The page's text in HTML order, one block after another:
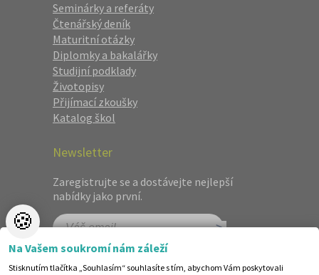
Seminárky a referáty
Čtenářský deník
Maturitní otázky
Diplomky a bakalářky
Studijní podklady
Životopisy
Přijímací zkoušky
Katalog škol
Newsletter
Zaregistrujte se a dostávejte nejlepší
nabídky jako první.
🍪
Na Vašem soukromí nám záleží
Stisknutím tlačítka „Souhlasím“ souhlasíte s tím, abychom Vám poskytovali